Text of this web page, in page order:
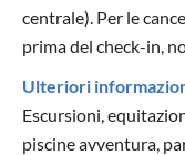
centrale). Per le
prima del check-in,
Ulteriori
Escursioni,
piscine avventura,